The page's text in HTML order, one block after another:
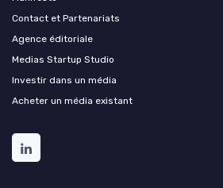
Contact et Partenariats
Agence éditoriale
Medias Startup Studio
Investir dans un média
Acheter un média existant